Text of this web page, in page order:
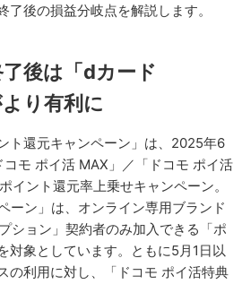
了後の損益分岐点を解説します。
後は「dカード
り有利に
ト還元キャンペーン」は、2025年6
モ ポイ活 MAX」／「ドコモ ポイ活
イント還元率上乗せキャンペーン。
ーン」は、オンライン専用ブランド
ション」契約者のみ加入できる「ポ
対象としています。ともに5月1日以
の利用に対し、「ドコモ ポイ活特典